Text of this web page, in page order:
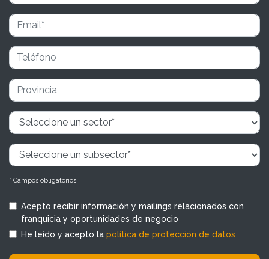
* Campos obligatorios
Acepto recibir información y mailings relacionados con
franquicia y oportunidades de negocio
He leído y acepto la política de protección de datos